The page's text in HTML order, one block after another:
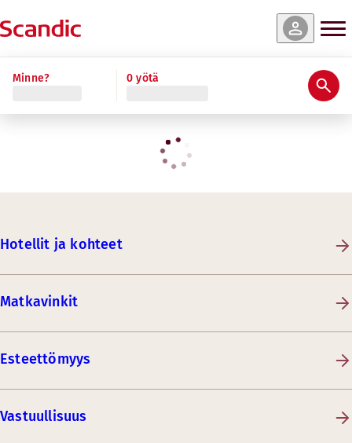
Minne? 0 yötä
Hotellit ja kohteet
Matkavinkit
Esteettömyys
Vastuullisuus